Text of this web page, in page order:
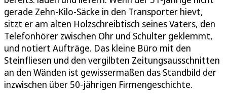
gerade Zehn-Kilo-Säcke in den Transporter hievt,
sitzt er am alten Holzschreibtisch seines Vaters, den
Telefonhörer zwischen Ohr und Schulter geklemmt,
und notiert Aufträge. Das kleine Büro mit den
Steinfliesen und den vergilbten Zeitungsausschnitten
an den Wänden ist gewissermaßen das Standbild der
inzwischen über 50-jährigen Firmengeschichte.